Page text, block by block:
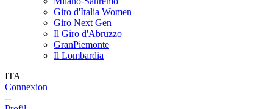
Giro d'Italia Women
Giro Next Gen
Il Giro d'Abruzzo
GranPiemonte
Il Lombardia
ITA
Connexion
--